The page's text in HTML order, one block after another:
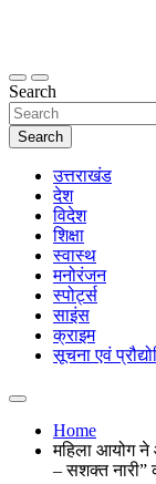
thetoptennews.com
Search
Search
उत्तराखंड
देश
विदेश
शिक्षा
स्वास्थ
मनोरंजन
स्पोर्ट्स
साइंस
क्राइम
सूचना एवं
Home
महिला आयोग ने
– सशक्त नारी”